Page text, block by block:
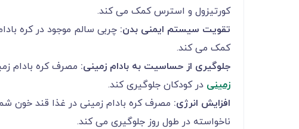
کورتیزول و استرس کمک می کند.
تقویت سیستم ایمنی بدن:
کمک می کند.
جلوگیری از حساسیت به بادام زمینی: مصرف کره بادام
زمینی در کودکان جلوگیری کند.
افزایش انرژی: مصرف کره بادام زمینی در غذا قند خون
ناخواسته در طول روز جلوگیری می کند.